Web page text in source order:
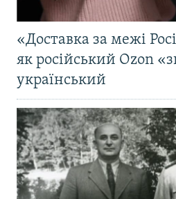
«Доставка за межі
як російський Ozon
український